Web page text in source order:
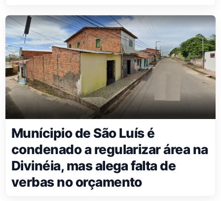
Munícipio de São Luís é
condenado a regularizar área na
Divinéia, mas alega falta de
verbas no orçamento